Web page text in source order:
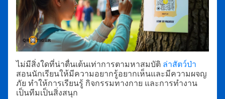
ไม่มีสิ่งใดที่น่าตื่นเต้นเท่าการตามหาสมบัติ ล่าสัตว์ป่า
สอนนักเรียนให้มีความอยากรู้อยากเห็นและมีความผจญ
ภัย ทำให้การเรียนรู้ กิจกรรมทางกาย และการทำงาน
เป็นทีมเป็นสิ่งสนุก